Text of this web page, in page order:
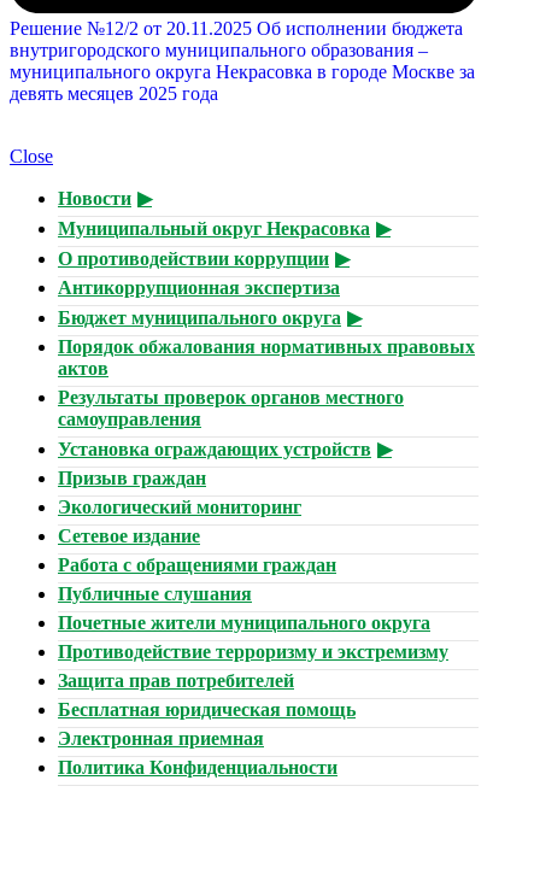
Решение №12/2 от 20.11.2025 Об исполнении бюджета
внутригородского муниципального образования –
муниципального округа Некрасовка в городе Москве за
девять месяцев 2025 года
Close
Новости
Муниципальный округ Некрасовка
О противодействии коррупции
Антикоррупционная экспертиза
Бюджет муниципального округа
Порядок обжалования нормативных правовых
актов
Результаты проверок органов местного
самоуправления
Установка ограждающих устройств
Призыв граждан
Экологический мониторинг
Сетевое издание
Работа с обращениями граждан
Публичные слушания
Почетные жители муниципального округа
Противодействие терроризму и экстремизму
Защита прав потребителей
Бесплатная юридическая помощь
Электронная приемная
Политика Конфиденциальности